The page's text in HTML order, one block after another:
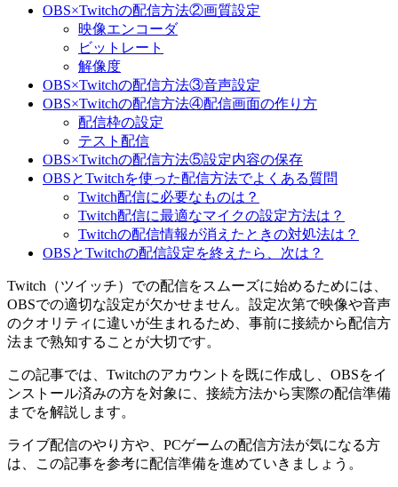
OBS×Twitchの配信方法②画質設定
映像エンコーダ
ビットレート
解像度
OBS×Twitchの配信方法③音声設定
OBS×Twitchの配信方法④配信画面の作り方
配信枠の設定
テスト配信
OBS×Twitchの配信方法⑤設定内容の保存
OBSとTwitchを使った配信方法でよくある質問
Twitch配信に必要なものは？
Twitch配信に最適なマイクの設定方法は？
Twitchの配信情報が消えたときの対処法は？
OBSとTwitchの配信設定を終えたら、次は？
Twitch（ツイッチ）での配信をスムーズに始めるためには、
OBSでの適切な設定が欠かせません。設定次第で映像や音声
のクオリティに違いが生まれるため、事前に接続から配信方
法まで熟知することが大切です。
この記事では、Twitchのアカウントを既に作成し、OBSをイ
ンストール済みの方を対象に、接続方法から実際の配信準備
までを解説します。
ライブ配信のやり方や、PCゲームの配信方法が気になる方
は、この記事を参考に配信準備を進めていきましょう。